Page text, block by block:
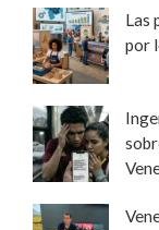
Las
por